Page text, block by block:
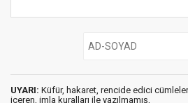
UYARI: Küfür, hakaret, rencide edici
içeren, imla kuralları ile yazılmamış,